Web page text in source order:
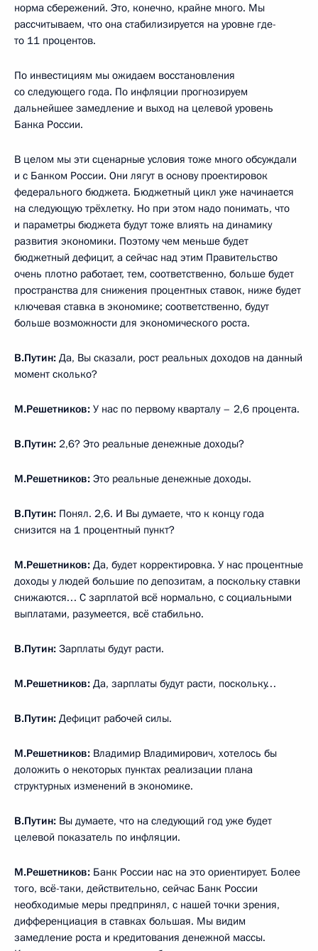
норма сбережений. Это, конечно, крайне много. Мы
рассчитываем, что она стабилизируется на уровне где-
то 11 процентов.
По инвестициям мы ожидаем восстановления
со следующего года. По инфляции прогнозируем
дальнейшее замедление и выход на целевой уровень
Банка России.
В целом мы эти сценарные условия тоже много обсуждали
и с Банком России. Они лягут в основу проектировок
федерального бюджета. Бюджетный цикл уже начинается
на следующую трёхлетку. Но при этом надо понимать, что
и параметры бюджета будут тоже влиять на динамику
развития экономики. Поэтому чем меньше будет
бюджетный дефицит, а сейчас над этим Правительство
очень плотно работает, тем, соответственно, больше будет
пространства для снижения процентных ставок, ниже будет
ключевая ставка в экономике; соответственно, будут
больше возможности для экономического роста.
В.Путин: Да, Вы сказали, рост реальных доходов на данный
момент сколько?
М.Решетников: У нас по первому кварталу – 2,6 процента.
В.Путин: 2,6? Это реальные денежные доходы?
М.Решетников: Это реальные денежные доходы.
В.Путин: Понял. 2,6. И Вы думаете, что к концу года
снизится на 1 процентный пункт?
М.Решетников: Да, будет корректировка. У нас процентные
доходы у людей большие по депозитам, а поскольку ставки
снижаются… С зарплатой всё нормально, с социальными
выплатами, разумеется, всё стабильно.
В.Путин: Зарплаты будут расти.
М.Решетников: Да, зарплаты будут расти, поскольку…
В.Путин: Дефицит рабочей силы.
М.Решетников: Владимир Владимирович, хотелось бы
доложить о некоторых пунктах реализации плана
структурных изменений в экономике.
В.Путин: Вы думаете, что на следующий год уже будет
целевой показатель по инфляции.
М.Решетников: Банк России нас на это ориентирует. Более
того, всё-таки, действительно, сейчас Банк России
необходимые меры предпринял, с нашей точки зрения,
дифференциация в ставках большая. Мы видим
замедление роста и кредитования денежной массы.